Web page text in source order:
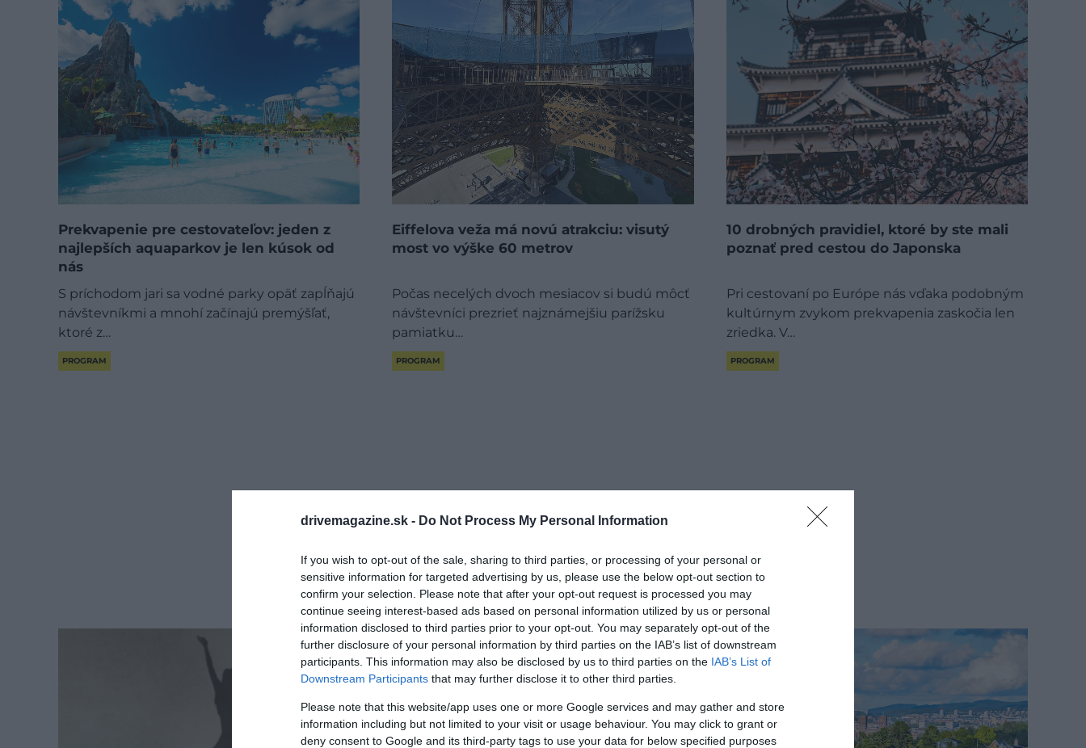
drivemagazine.sk - Do Not Process My Personal Information
If you wish to opt-out of the sale, sharing to third parties, or processing of your personal or
sensitive information for targeted advertising by us, please use the below opt-out section to
confirm your selection. Please note that after your opt-out request is processed you may
continue seeing interest-based ads based on personal information utilized by us or personal
information disclosed to third parties prior to your opt-out. You may separately opt-out of the
further disclosure of your personal information by third parties on the IAB’s list of downstream
participants. This information may also be disclosed by us to third parties on the IAB’s List of
Downstream Participants that may further disclose it to other third parties.
Please note that this website/app uses one or more Google services and may gather and store
information including but not limited to your visit or usage behaviour. You may click to grant or
deny consent to Google and its third-party tags to use your data for below specified purposes
Prekvapenie pre cestovateľov: jeden z
najlepších aquaparkov je len kúsok od
nás
S príchodom jari sa vodné parky opäť zapĺňajú
návštevníkmi a mnohí začínajú premýšľať,
ktoré z…
PROGRAM
Eiffelova veža má novú atrakciu: visutý
most vo výške 60 metrov
Počas necelých dvoch mesiacov si budú môcť
návštevníci prezrieť najznámejšiu parížsku
pamiatku…
PROGRAM
10 drobných pravidiel, ktoré by ste mali
poznať pred cestou do Japonska
Pri cestovaní po Európe nás vďaka podobným
kultúrnym zvykom prekvapenia zaskočia len
zriedka. V…
PROGRAM